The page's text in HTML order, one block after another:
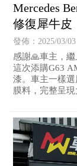
Mercedes
修復犀牛皮
發佈：2025/03/03
感謝🙏車主，繼
這次添購G63
漆。車主一樣選
膜料，完整呈現